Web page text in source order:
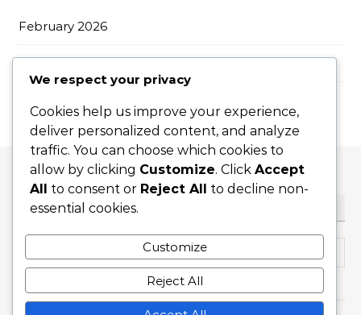
February 2026
January 2026
We respect your privacy
Cookies help us improve your experience,
deliver personalized content, and analyze
traffic. You can choose which cookies to
allow by clicking Customize. Click Accept
All to consent or Reject All to decline non-
essential cookies.
Customize
Reject All